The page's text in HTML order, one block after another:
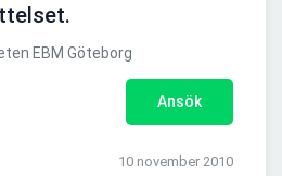
EBM Göteborg
Ansök
10 november 2010